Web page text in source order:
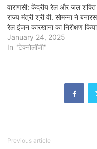
वाराणसी: केंद्रीय रेल और जल शक्ति
राज्य मंत्री श्री वी. सोमन्ना ने बनारस
रेल इंजन कारखाना का निरीक्षण किया
January 24, 2025
In "टेक्नोलॉजी"
Previous article